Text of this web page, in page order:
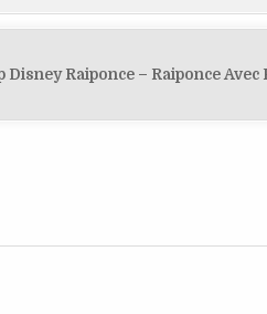
Disney Raiponce – Raiponce Avec